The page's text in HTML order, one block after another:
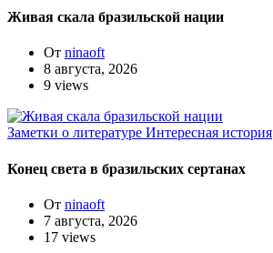
Живая скала бразильской нации
От ninaoft
8 августа, 2026
9 views
Заметки о литературе Интересная история
Конец света в бразильских сертанах
От ninaoft
7 августа, 2026
17 views